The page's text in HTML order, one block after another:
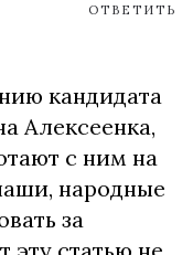
ОТВЕТИТЬ
кандидата
Алексеенка,
с ним на
народные
за